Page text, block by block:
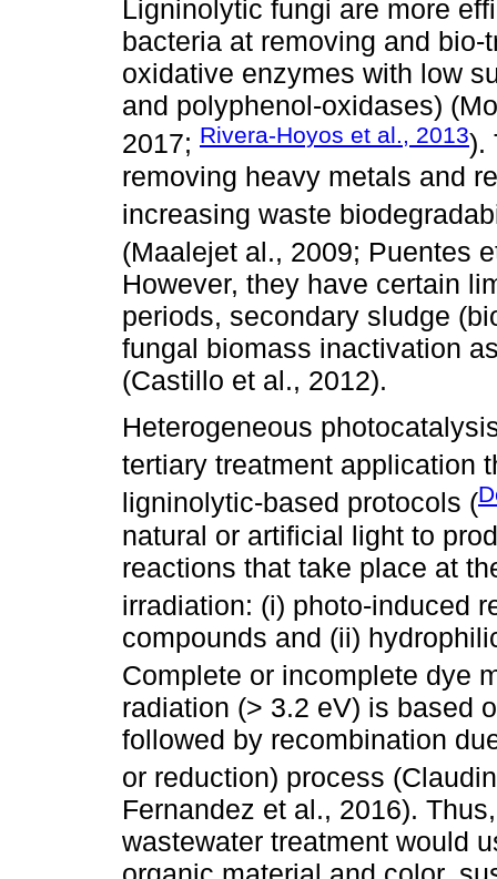
Ligninolytic fungi are more
bacteria at removing and
oxidative enzymes with low
and polyphenol-oxidases)
2017; Rivera-Hoyos et al., 2013).
removing heavy metals and
increasing waste
(Maalejet al., 2009; Puentes
However, they have certain
periods, secondary sludge
fungal biomass inactivation
(Castillo et al., 2012).
Heterogeneous
tertiary treatment application
ligninolytic-based protocols (
natural or artificial light to
reactions that take place at
irradiation: (i) photo-induced
compounds and (ii)
Complete or incomplete dye
radiation (> 3.2 eV) is based
followed by recombination
or reduction) process
Fernandez et al., 2016).
wastewater treatment would